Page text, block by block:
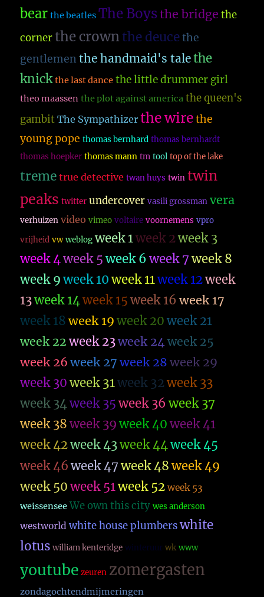
bear the beatles The Boysthe bridge the
corner the crownthe deuce the
gentlemen the handmaid's talethe
knick the last dance the little drummer girl
theo maassen the plot against america the queen's
gambit The Sympathizer the wire the
young pope thomas bernhard thomas bernhardt
thomas hoepker thomas mann tm tool top of the lake
treme true detective twan huys twin twin
peaks twitter undercover vasili grossman vera
verhuizen video vimeo voltaire voornemens vpro
vrijheid vw weblog week 1week 2week 3
week 4week 5 week 6 week 7 week 8
week 9 week 10 week 11week 12week
13week 14week 15 week 16 week 17
week 18 week 19 week 20 week 21
week 22 week 23week 24week 25
week 26 week 27 week 28 week 29
week 30 week 31week 32week 33
week 34week 35 week 36 week 37
week 38 week 39 week 40 week 41
week 42week 43week 44week 45
week 46 week 47 week 48 week 49
week 50 week 51week 52 week 53
weissensee We own this city wes anderson
westworld white house plumbers white
lotus william kenteridge winteruur wk www
youtube zeuren zomergasten
zondagochtendmijmeringen